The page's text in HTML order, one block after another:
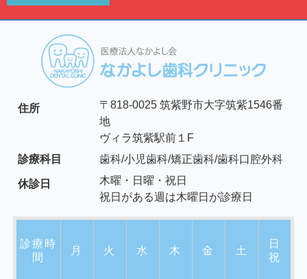
住所
〒818-0025 筑紫野市大字筑紫1546番
地
ヴィラ筑紫駅前１F
診療科目
歯科/小児歯科/矯正歯科/歯科口腔外科
休診日
木曜・日曜・祝日
祝日がある週は木曜日が診療日
診療時
間
月 火 水 木 金 土
日
祝